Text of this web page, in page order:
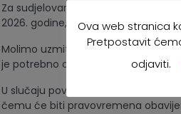
Za sudjelovanje na radionici u
2026. godine, do 16:00 sati.
Molimo uzmite u obzir da Prijavni
je potrebno odabrati radionicu na
U slučaju povećanog interesa,
čemu će biti pravovremena
Ova web stranica
Pretpostavit
odjaviti.